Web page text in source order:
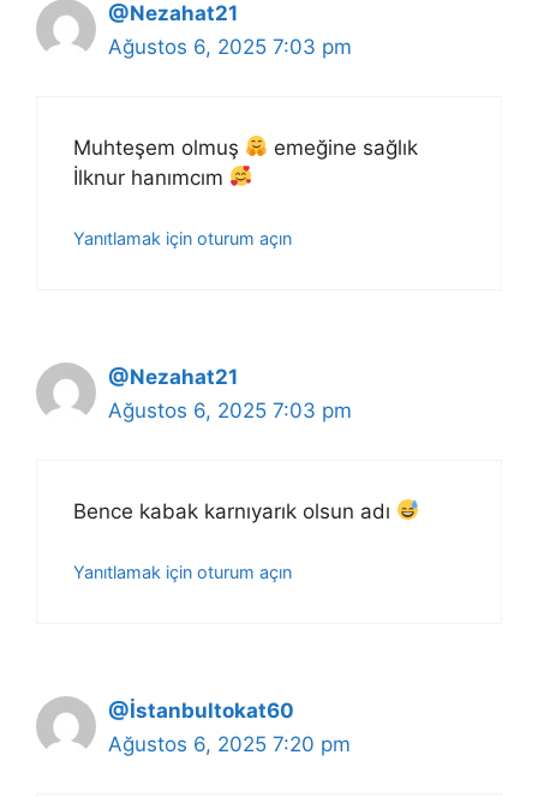
@Nezahat21
Ağustos 6, 2025 7:03 pm
Muhteşem olmuş
emeğine sağlık
İlknur hanımcım
Yanıtlamak için oturum açın
@Nezahat21
Ağustos 6, 2025 7:03 pm
Bence kabak karnıyarık olsun adı
Yanıtlamak için oturum açın
@İstanbultokat60
Ağustos 6, 2025 7:20 pm